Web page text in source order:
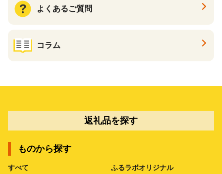
よくあるご質問
コラム
返礼品を探す
ものから探す
すべて ふるラボオリジナル